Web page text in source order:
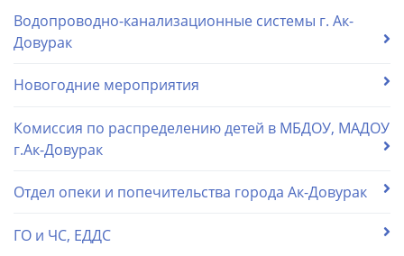
Водопроводно-канализационные системы г. Ак-
Довурак
Новогодние мероприятия
Комиссия по распределению детей в МБДОУ, МАДОУ
г.Ак-Довурак
Отдел опеки и попечительства города Ак-Довурак
ГО и ЧС, ЕДДС